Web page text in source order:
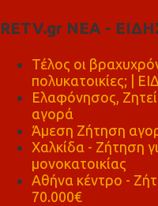
RETV.gr ΝΕΑ -
Τέλος οι
πολυκατοικίες; |
Ελαφόνησος,
αγορά
Άμεση Ζήτηση
Χαλκίδα - Ζήτηση
μονοκατοικίας
Αθήνα κέντρο -
70.000€